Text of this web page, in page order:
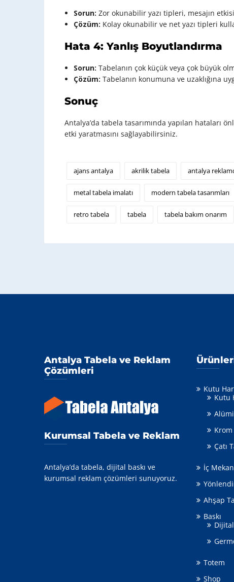
Sorun: Zor okunabilir yazı tipleri, mesajın
Çözüm: Kolay okunabilir ve net yazı tipleri
Hata 4: Yanlış Boyutlandırma
Sorun: Tabelanın çok küçük veya çok büyük
Çözüm: Tabelanın konumuna ve uzaklığına
Sonuç
Antalya’da tabela tasarımında yapılan hataları
etki yaratmasını sağlayabilirsiniz.
ajans antalya akrilik tabela antalya
metal tabela imalatı modern tabela tasarımları
retro tabela tabela tabela bakım onarım
Antalya Tabela ve Reklam
Çözümleri
Kurumsal Tabela ve Reklam
Antalya’da tabela, dijital baskı ve
kurumsal reklam çözümleri sunuyoruz.
Kutu
Kutu
Çatı
İç
Ahşap
Baskı
Totem
Shop